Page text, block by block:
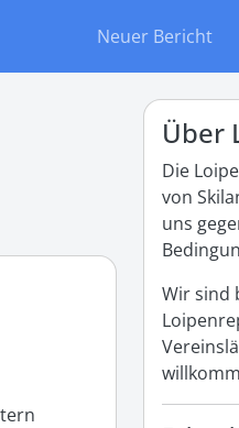
Neuer Bericht
Über
Die
von
uns
Wir sind